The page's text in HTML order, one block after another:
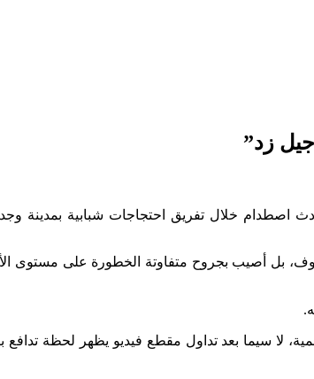
زد”
اصطدام خلال تفريق احتجاجات شبابية بمدينة
يتوف، بل أصيب بجروح متفاوتة الخطورة على
لا سيما بعد تداول مقطع فيديو يظهر لحظة